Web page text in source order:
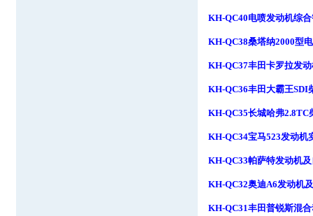
KH-QC40电喷发动机综
KH-QC38桑塔纳2000型
KH-QC37丰田卡罗拉发
KH-QC36丰田大霸王SDI
KH-QC35长城哈弗2.8TC
KH-QC34宝马523发动机
KH-QC33帕萨特发动机
KH-QC32奥迪A6发动机
KH-QC31丰田普锐斯混